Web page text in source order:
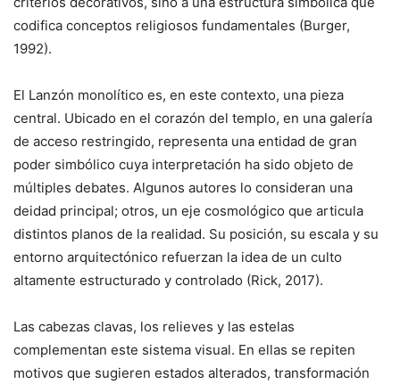
codifica conceptos religiosos fundamentales (Burger,
1992).
El Lanzón monolítico es, en este contexto, una pieza
central. Ubicado en el corazón del templo, en una galería
de acceso restringido, representa una entidad de gran
poder simbólico cuya interpretación ha sido objeto de
múltiples debates. Algunos autores lo consideran una
deidad principal; otros, un eje cosmológico que articula
distintos planos de la realidad. Su posición, su escala y su
entorno arquitectónico refuerzan la idea de un culto
altamente estructurado y controlado (Rick, 2017).
Las cabezas clavas, los relieves y las estelas
complementan este sistema visual. En ellas se repiten
motivos que sugieren estados alterados, transformación